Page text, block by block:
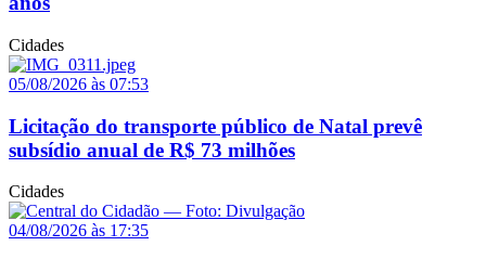
Cidades
05/08/2026 às 07:53
Licitação do transporte público de Natal prevê
subsídio anual de R$ 73 milhões
Cidades
04/08/2026 às 17:35